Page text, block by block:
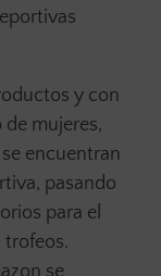
y con
mujeres,
encuentran
pasando
para el
trofeos.
se